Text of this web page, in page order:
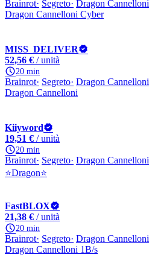
Brainrot Segreto Dragon Cannelloni
Dragon Cannelloni Cyber
MISS_DELIVER
52,56 € / unità
20 min
Brainrot Segreto Dragon Cannelloni
Dragon Cannelloni
Kiiyword
19,51 € / unità
20 min
Brainrot Segreto Dragon Cannelloni
⭐Dragon⭐
FastBLOX
21,38 € / unità
20 min
Brainrot Segreto Dragon Cannelloni
Dragon Cannelloni 1B/s